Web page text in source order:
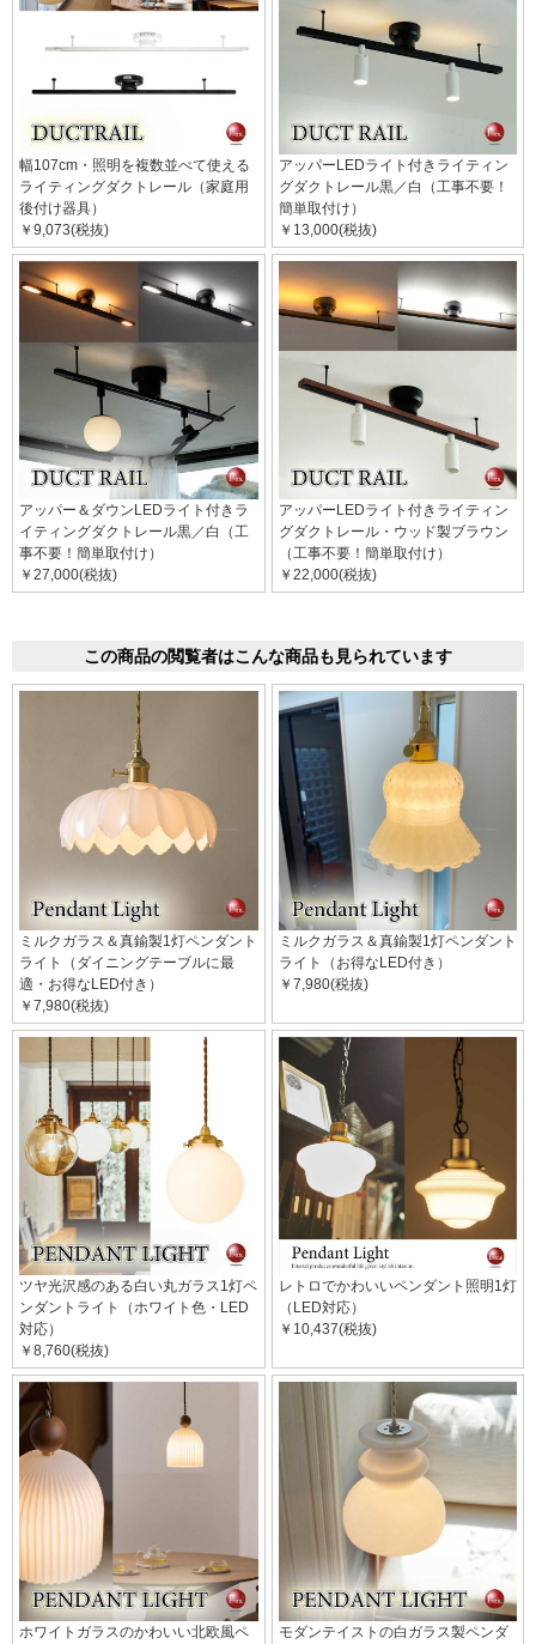
幅107cm・照明を複数並べて使える
ライティングダクトレール（家庭用
後付け器具）
￥9,073(税抜)
アッパーLEDライト付きライティン
グダクトレール黒／白（工事不要！
簡単取付け）
￥13,000(税抜)
アッパー＆ダウンLEDライト付きラ
イティングダクトレール黒／白（工
事不要！簡単取付け）
￥27,000(税抜)
アッパーLEDライト付きライティン
グダクトレール・ウッド製ブラウン
（工事不要！簡単取付け）
￥22,000(税抜)
この商品の閲覧者はこんな商品も見られています
ミルクガラス＆真鍮製1灯ペンダント
ライト（ダイニングテーブルに最
適・お得なLED付き）
￥7,980(税抜)
ミルクガラス＆真鍮製1灯ペンダント
ライト（お得なLED付き）
￥7,980(税抜)
ツヤ光沢感のある白い丸ガラス1灯ペ
ンダントライト（ホワイト色・LED
対応）
￥8,760(税抜)
レトロでかわいいペンダント照明1灯
（LED対応）
￥10,437(税抜)
ホワイトガラスのかわいい北欧風ペ モダンテイストの白ガラス製ペンダ